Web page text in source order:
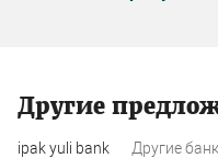
Другие
ipak yuli bank Другие